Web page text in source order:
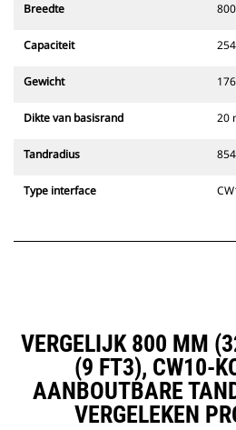
Breedte
Capaciteit
Gewicht
Dikte van basisrand 20
Tandradius
Type interface
VERGELIJK 800 MM
(9 FT3), CW10-
AANBOUTBARE
VERGELEKEN